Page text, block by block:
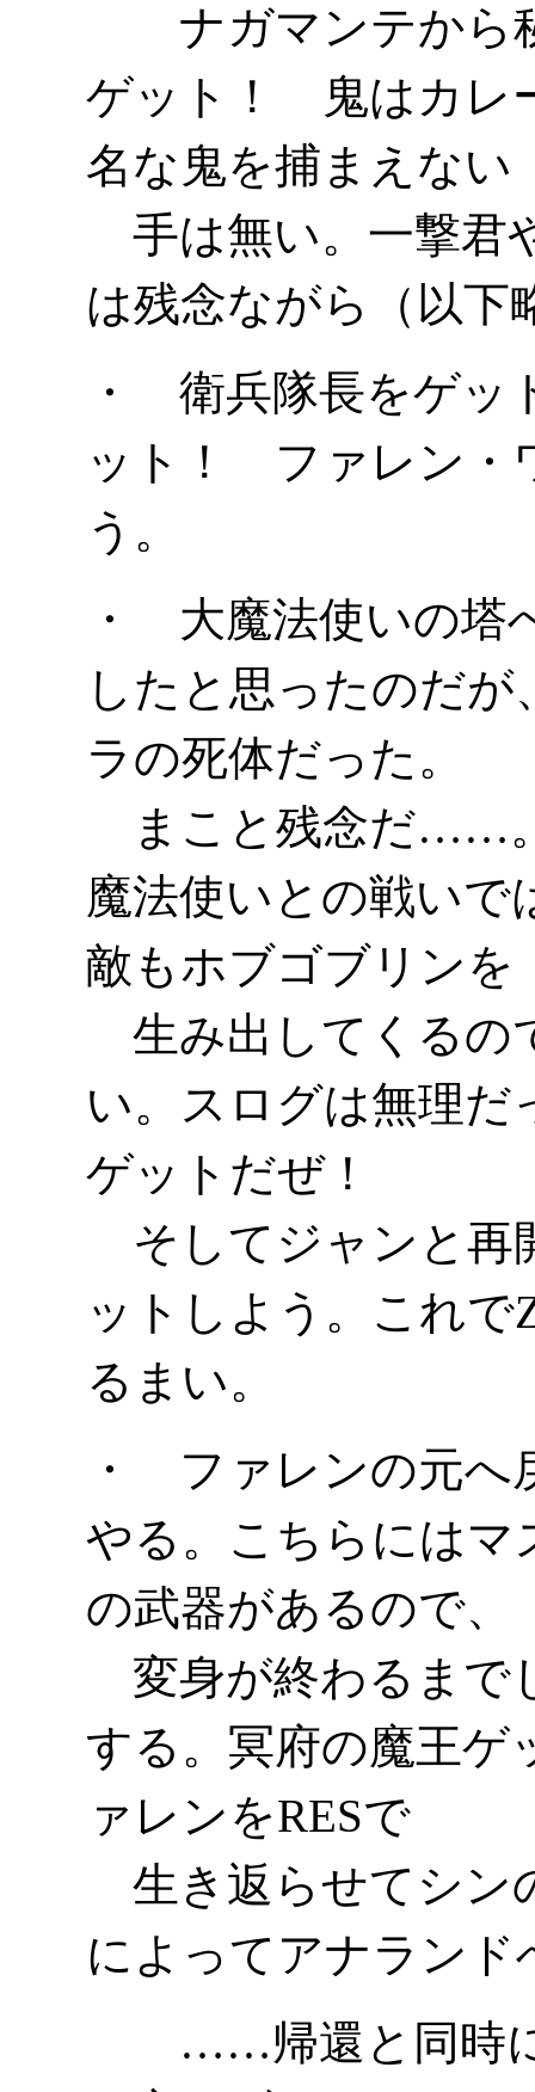
ナガマンテから
ゲット！ 鬼はカレ
名な鬼を捕まえない
手は無い。一撃君
は残念ながら（以下
・ 衛兵隊長をゲッ
ット！ ファレン・
う。
・ 大魔法使いの塔
したと思ったのだ
ラの死体だった。
まこと残念だ……
魔法使いとの戦いで
敵もホブゴブリンを
生み出してくるの
い。スログは無理
ゲットだぜ！
そしてジャンと再
ットしよう。これ
るまい。
・ ファレンの元へ
やる。こちらにはマ
の武器があるので、
変身が終わるまで
する。冥府の魔王
ァレンをRESで
生き返らせてシン
によってアナランド
……帰還と同時に